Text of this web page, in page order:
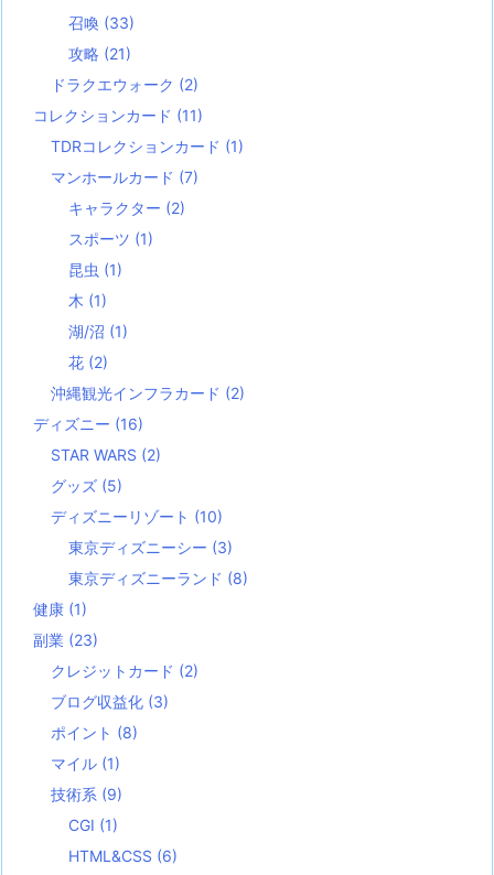
召喚 (33)
攻略 (21)
ドラクエウォーク (2)
コレクションカード (11)
TDRコレクションカード (1)
マンホールカード (7)
キャラクター (2)
スポーツ (1)
昆虫 (1)
木 (1)
湖/沼 (1)
花 (2)
沖縄観光インフラカード (2)
ディズニー (16)
STAR WARS (2)
グッズ (5)
ディズニーリゾート (10)
東京ディズニーシー (3)
東京ディズニーランド (8)
健康 (1)
副業 (23)
クレジットカード (2)
ブログ収益化 (3)
ポイント (8)
マイル (1)
技術系 (9)
CGI (1)
HTML&CSS (6)